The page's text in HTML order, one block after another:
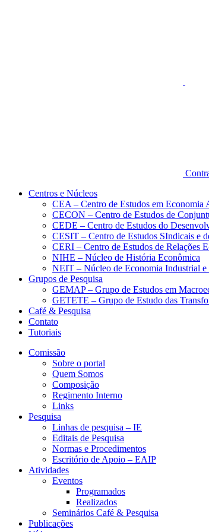
Centros e Núcleos
CEA – Centro de Estudos em
CECON – Centro de Estudos de
CEDE – Centro de Estudos do
CESIT – Centro de Estudos SIndicais e
CERI – Centro de Estudos de Relações
NIHE – Núcleo de História Econômica
NEIT – Núcleo de Economia Industrial e
Grupos de Pesquisa
GEMAP – Grupo de Estudos em
GETETE – Grupo de Estudo das
Café & Pesquisa
Contato
Tutoriais
Comissão
Sobre o portal
Quem Somos
Composição
Regimento Interno
Links
Pesquisa
Linhas de pesquisa – IE
Editais de Pesquisa
Normas e Procedimentos
Escritório de Apoio – EAIP
Atividades
Eventos
Programados
Realizados
Seminários Café & Pesquisa
Publicações